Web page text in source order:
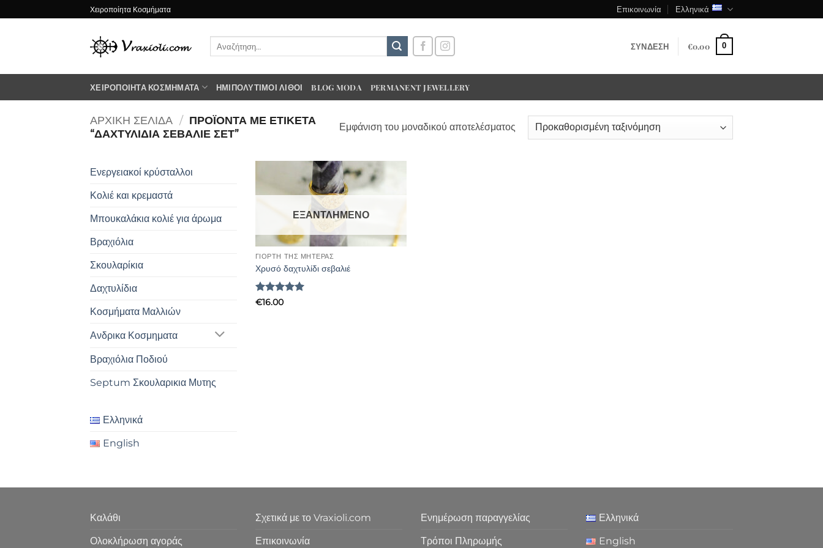
στο
Χειροποίητα Κοσμήματα Επικοινωνία Ελληνικά
ΣΎΝΔΕΣΗ €0.00 0
ΧΕΙΡΟΠΟΊΗΤΑ ΚΟΣΜΉΜΑΤΑ ΗΜΙΠΟΛΎΤΙΜΟΙ ΛΊΘΟΙ BLOG MODA PERMANENT JEWELLERY
ΑΡΧΙΚΉ ΣΕΛΊΔΑ / ΠΡΟΪΌΝΤΑ ΜΕ ΕΤΙΚΈΤΑ
“ΔΑΧΤΥΛΙΔΙΑ ΣΕΒΑΛΙΕ ΣΕΤ”
Εμφάνιση του μοναδικού αποτελέσματος
Ενεργειακοί κρύσταλλοι
Κολιέ και κρεμαστά
Μπουκαλάκια κολιέ για άρωμα
Βραχιόλια
Σκουλαρίκια
Δαχτυλίδια
Κοσμήματα Μαλλιών
Ανδρικα Κοσμηματα
Βραχιόλια Ποδιού
Septum Σκουλαρικια Μυτης
Ελληνικά
English
ΕΞΑΝΤΛΗΜΈΝΟ
ΓΙΟΡΤΗ ΤΗΣ ΜΗΤΕΡΑΣ
Χρυσό δαχτυλίδι σεβαλιέ
Βαθμολογήθηκε
€16.00
Καλάθι
Ολοκλήρωση αγοράς
Σχετικά με το Vraxioli.com
Επικοινωνία
Ενημέρωση παραγγελίας
Τρόποι Πληρωμής
Ελληνικά
English